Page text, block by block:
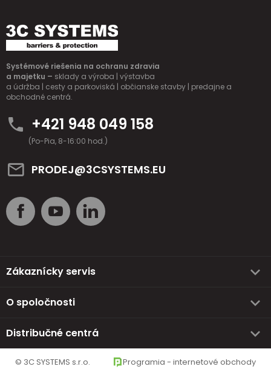
Systémové riešenia na ochranu zdravia
a majetku – sklady a výroba | výstavba
a údržba | cesty a parkoviská | občianske stavby | predajne a
obchodné centrá.
+421 948 049 158
(Po-Pia, 8-16:00 hod.)
PRODEJ@3CSYSTEMS.EU
Zákaznícky servis
O spoločnosti
Distribučné centrá
© 3C SYSTEMS s.r.o. Programia - internetové obchody